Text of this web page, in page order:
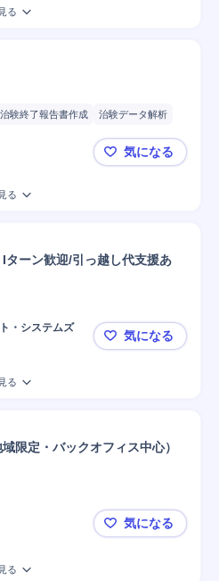
る
治験終了報告書作成
治験データ解析
PC/Web
ノイエス＠
気になる
る
ーン歓迎/引っ越し代支援あ
・システムズ
WEB面接可
気になる
る
限定・バックオフィス中心）
★【高知】
気になる
る